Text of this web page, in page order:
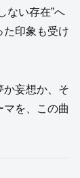
ない存在”へ
た印象も受け
か妄想か、そ
を、この曲